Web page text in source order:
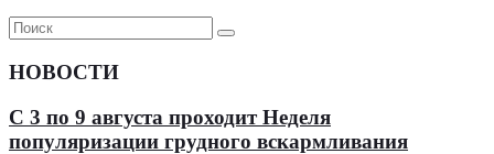
НОВОСТИ
С 3 по 9 августа проходит Неделя
популяризации грудного вскармливания